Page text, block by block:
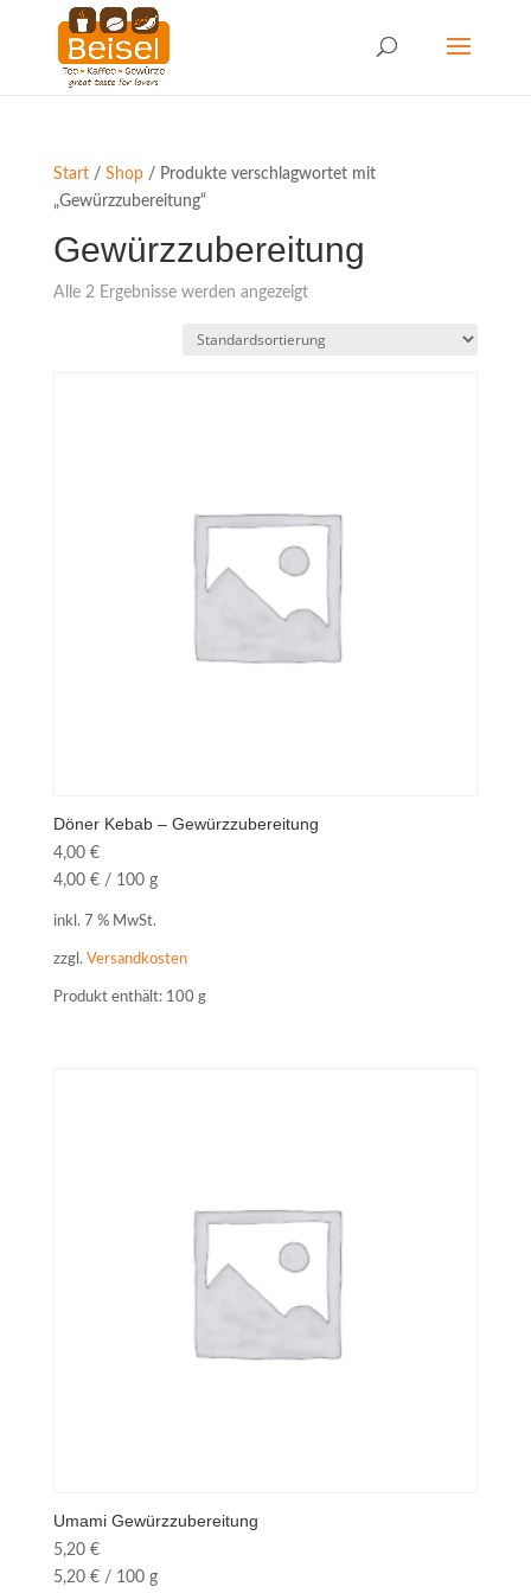
Start/ Shop/ Produkte verschlagwortet mit
„Gewürzzubereitung“
Gewürzzubereitung
Alle 2 Ergebnisse werden angezeigt
Döner Kebab – Gewürzzubereitung
4,00 €
4,00 €/ 100 g
inkl. 7 % MwSt.
zzgl. Versandkosten
Produkt enthält: 100 g
Umami Gewürzzubereitung
5,20 €
5,20 €/ 100 g